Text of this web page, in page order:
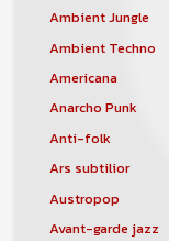
Ambient Jungle
Ambient Techno
Americana
Anarcho Punk
Anti-folk
Ars subtilior
Austropop
Avant-garde jazz